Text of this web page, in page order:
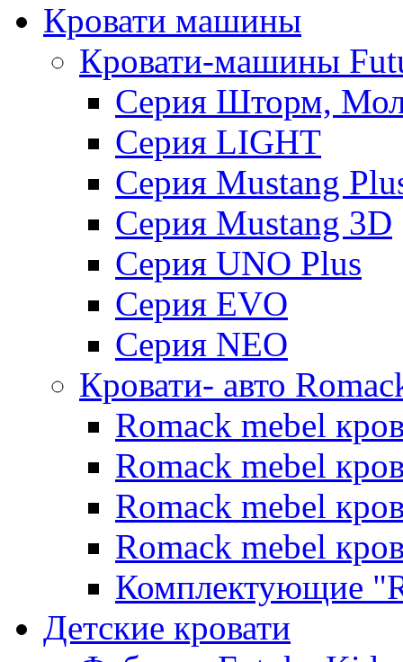
Кровати машины
Кровати-машины
Серия Шторм,
Серия LIGHT
Серия Mustang
Серия Mustang 3D
Серия UNO Plus
Серия EVO
Серия NEO
Кровати- авто
Romack mebel
Romack mebel
Romack mebel
Romack mebel
Комплектующие
Детские кровати